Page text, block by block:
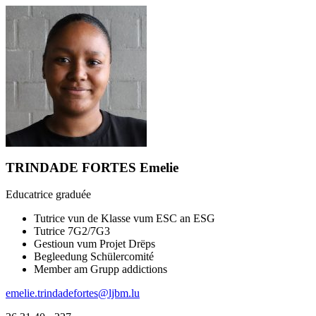
TRINDADE FORTES Emelie
Educatrice graduée
Tutrice vun de Klasse vum ESC an ESG
Tutrice 7G2/7G3
Gestioun vum Projet Drëps
Begleedung Schülercomité
Member am Grupp addictions
emelie.trindadefortes@ljbm.lu